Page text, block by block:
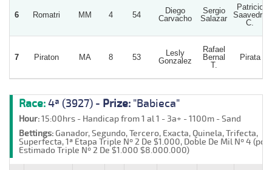
6 Romatri MM 4 54
Diego
Carvacho
Sergio
Salazar
Patricio
Saavedra
C.
7 Piraton MA 8 53
Lesly
Gonzalez
Rafael
Bernal
T.
Pirata
Race:4ª (3927) - Prize: "Babieca"
Hour:15:00hrs - Handicap from 1 al 1 - 3a+ - 1100m - Sand
Bettings:Ganador, Segundo, Tercero, Exacta, Quinela, Trifecta,
Superfecta, 1ª Etapa Triple Nº 2 De $1.000, Doble De Mil Nº 4
Estimado Triple Nº 2 De $1.000 $8.000.000)